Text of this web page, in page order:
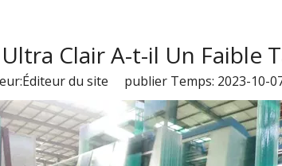
Clair A-t-il Un Faible
du site publier Temps: 2023-